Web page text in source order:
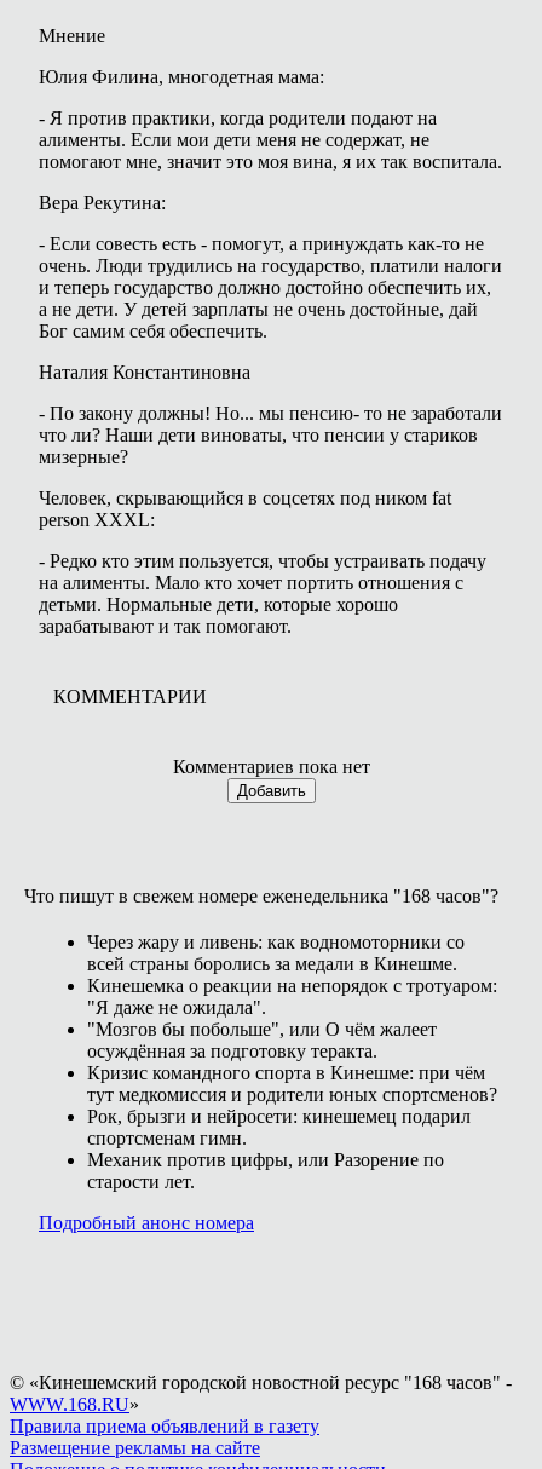
Мнение
Юлия Филина, многодетная мама:
- Я против практики, когда родители подают на
алименты. Если мои дети меня не содержат, не
помогают мне, значит это моя вина, я их так воспитала.
Вера Рекутина:
- Если совесть есть - помогут, а принуждать как-то не
очень. Люди трудились на государство, платили налоги
и теперь государство должно достойно обеспечить их,
а не дети. У детей зарплаты не очень достойные, дай
Бог самим себя обеспечить.
Наталия Константиновна
- По закону должны! Но... мы пенсию- то не заработали
что ли? Наши дети виноваты, что пенсии у стариков
мизерные?
Человек, скрывающийся в соцсетях под ником fat
person ХХХL:
- Редко кто этим пользуется, чтобы устраивать подачу
на алименты. Мало кто хочет портить отношения с
детьми. Нормальные дети, которые хорошо
зарабатывают и так помогают.
КОММЕНТАРИИ
Комментариев пока нет
Добавить
Что пишут в свежем номере еженедельника "168 часов"?
Через жару и ливень: как водномоторники со
всей страны боролись за медали в Кинешме.
Кинешемка о реакции на непорядок с тротуаром:
"Я даже не ожидала".
"Мозгов бы побольше", или О чём жалеет
осуждённая за подготовку теракта.
Кризис командного спорта в Кинешме: при чём
тут медкомиссия и родители юных спортсменов?
Рок, брызги и нейросети: кинешемец подарил
спортсменам гимн.
Механик против цифры, или Разорение по
старости лет.
Подробный анонс номера
© «Кинешемский городской новостной ресурс "168 часов" -
WWW.168.RU»
Правила приема объявлений в газету
Размещение рекламы на сайте